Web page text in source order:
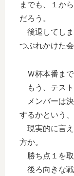
までも、１か
だろう。
後退してしま
つぶれかけた
Ｗ杯本番まで
もう、テスト
メンバーは決
するかという
現実的に言え
方か。
勝ち点１を取
後ろ向きな戦